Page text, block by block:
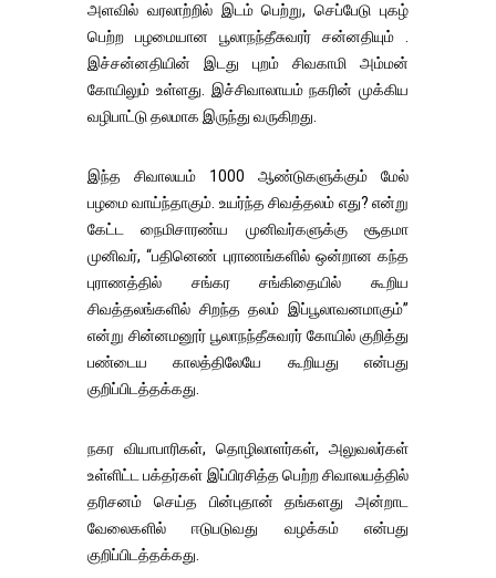
அளவில் வரலாற்றில் இடம் பெற்று, செப்பேடு புகழ்
பெற்ற பழமையான பூலாநந்தீசுவரர் சன்னதியும் .
இச்சன்னதியின் இடது புறம் சிவகாமி அம்மன்
கோயிலும் உள்ளது. இச்சிவாலாயம் நகரின் முக்கிய
வழிபாட்டு தலமாக இருந்து வருகிறது.
இந்த சிவாலயம் 1000 ஆண்டுகளுக்கும் மேல்
பழமை வாய்ந்தாகும். உயர்ந்த சிவத்தலம் எது? என்று
கேட்ட நைமிசாரண்ய முனிவர்களுக்கு சூதமா
முனிவர், “பதினெண் புராணங்களில் ஒன்றான கந்த
புராணத்தில் சங்கர சங்கிதையில் கூறிய
சிவத்தலங்களில் சிறந்த தலம் இப்பூலாவனமாகும்”
என்று சின்னமனூர் பூலாநந்தீசுவரர் கோயில் குறித்து
பண்டைய காலத்திலேயே கூறியது என்பது
குறிப்பிடத்தக்கது.
நகர வியாபாரிகள், தொழிலாளர்கள், அலுவலர்கள்
உள்ளிட்ட பக்தர்கள் இப்பிரசித்த பெற்ற சிவாலயத்தில்
தரிசனம் செய்த பின்புதான் தங்களது அன்றாட
வேலைகளில் ஈடுபடுவது வழக்கம் என்பது
குறிப்பிடத்தக்கது.